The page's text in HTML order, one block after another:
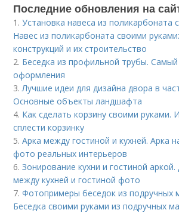
Последние обновления на
1.Установка навеса из поликарбоната
Навес из поликарбоната своими
конструкций и их строительство
2. Беседка из профильной трубы.
оформления
3.Лучшие идеи для дизайна двора в
Основные объекты ландшафта
4. Как сделать корзину своими руками.
сплести корзинку
5.Арка между гостиной и кухней. Арка
фото реальных интерьеров
6.Зонирование кухни и гостиной аркой.
между кухней и гостиной фото
7.Фотопримеры беседок из подручных
Беседка своими руками из подручных